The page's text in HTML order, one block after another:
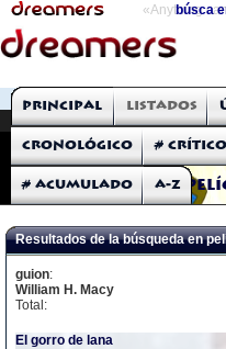
«Anything
búsca
THE DREAMERS
Críticas: Películas
Principal Listados
Cronológico #
# Acumulado A-Z
Resultados de la búsqueda en
guion:
William H. Macy
Total:
El gorro de lana